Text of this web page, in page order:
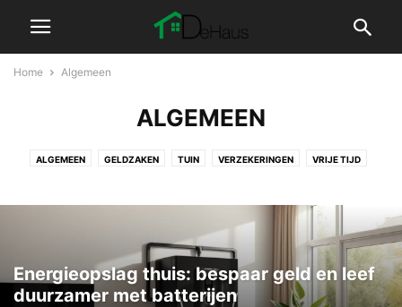
Home Algemeen
ALGEMEEN
ALGEMEEN GELDZAKEN TUIN VERZEKERINGEN VRIJE TIJD
Energieopslag thuis: bespaar geld en leef
duurzamer met batterijen